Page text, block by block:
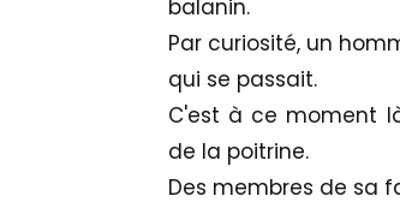
balanin.
Par curiosité, un
qui se passait.
C'est à ce moment
de la poitrine.
Des membres de sa